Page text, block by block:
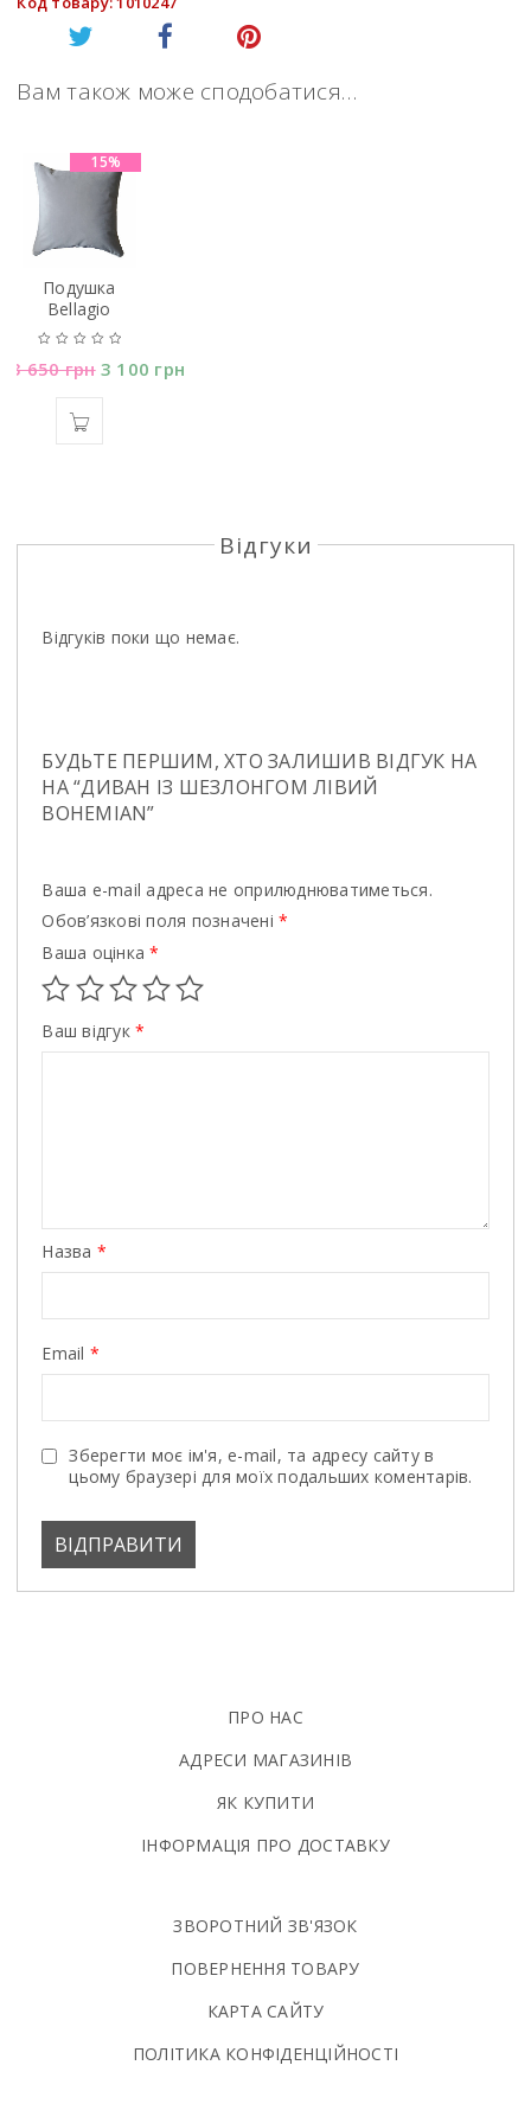
Вам також може сподобатися…
15%
Подушка
Bellagio
3 650грн 3 100 грн
Відгуки
Відгуків поки що немає.
БУДЬТЕ ПЕРШИМ, ХТО ЗАЛИШИВ ВІДГУК НА
НА “ДИВАН ІЗ ШЕЗЛОНГОМ ЛIВИЙ
BOHEMIAN”
Ваша e-mail адреса не оприлюднюватиметься.
Обов’язкові поля позначені*
Ваша оцінка*
Ваш відгук*
Назва *
Email *
Зберегти моє ім'я, e-mail, та адресу сайту в
цьому браузері для моїх подальших коментарів.
ПРО НАС
АДРЕСИ МАГАЗИНІВ
ЯК КУПИТИ
ІНФОРМАЦІЯ ПРО ДОСТАВКУ
ЗВОРОТНИЙ ЗВ'ЯЗОК
ПОВЕРНЕННЯ ТОВАРУ
КАРТА САЙТУ
ПОЛIТИКА КОНФIДЕНЦIЙНОСТI